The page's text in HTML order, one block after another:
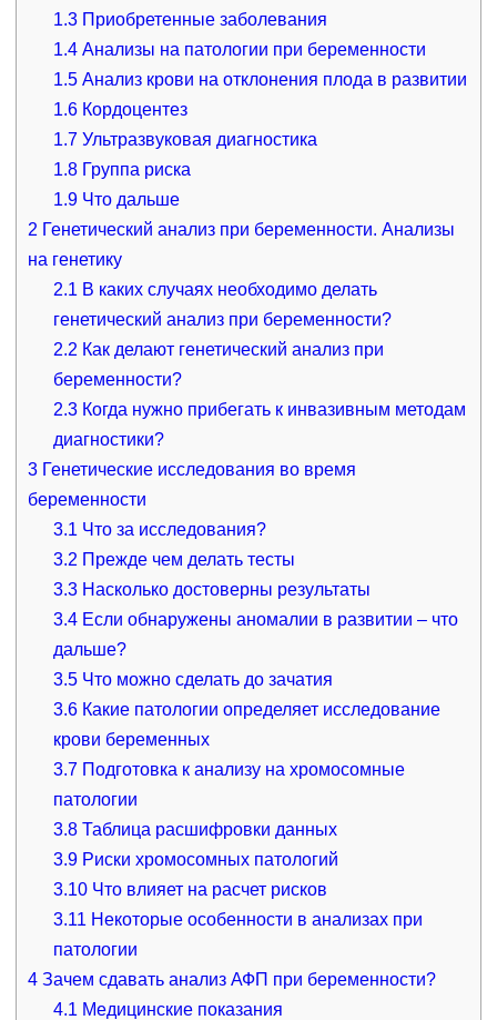
1.3 Приобретенные заболевания
1.4 Анализы на патологии при беременности
1.5 Анализ крови на отклонения плода в развитии
1.6 Кордоцентез
1.7 Ультразвуковая диагностика
1.8 Группа риска
1.9 Что дальше
2 Генетический анализ при беременности. Анализы
на генетику
2.1 В каких случаях необходимо делать
генетический анализ при беременности?
2.2 Как делают генетический анализ при
беременности?
2.3 Когда нужно прибегать к инвазивным методам
диагностики?
3Генетические исследования во время
беременности
3.1 Что за исследования?
3.2 Прежде чем делать тесты
3.3 Насколько достоверны результаты
3.4 Если обнаружены аномалии в развитии – что
дальше?
3.5 Что можно сделать до зачатия
3.6 Какие патологии определяет исследование
крови беременных
3.7 Подготовка к анализу на хромосомные
патологии
3.8 Таблица расшифровки данных
3.9 Риски хромосомных патологий
3.10 Что влияет на расчет рисков
3.11 Некоторые особенности в анализах при
патологии
4Зачем сдавать анализ АФП при беременности?
4.1 Медицинские показания